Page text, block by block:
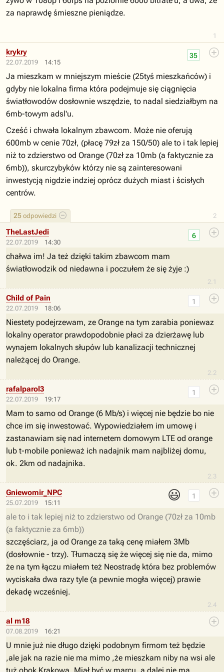
1
za naprawdę śmieszne pieniądze.
22.07.2019 14:15
2
35
25 odpowiedzi
krykry
Ja mieszkam w mniejszym mieście (25tyś mieszkańców) i
gdyby nie lokalna firma która podejmuje się ciągnięcia
światłowodów dosłownie wszędzie, to nadal siedziałbym na
6mb-towym adsl'u.
Cześć i chwała lokalnym zbawcom. Może nie oferują
600mb w cenie 70zł, (płacę 79zł za 150/50) ale to i tak lepiej
niż to zdzierstwo od Orange (70zł za 10mb (a faktycznie za
6mb)), skurczybyków którzy nie są zainteresowani
inwestycją nigdzie indziej oprócz dużych miast i ścisłych
centrów.
22.07.2019 14:30
2.1
6
TheLastJedi
chałwa im! Ja też dzięki takim zbawcom mam
światłowodzik od niedawna i poczułem że się żyje :)
22.07.2019 18:06
2.2
1
Child of Pain
Niestety podejrzewam, ze Orange na tym zarabia poniewaz
lokalny operator prawdopodobnie płaci za dzierżawę lub
wynajem lokalnych słupów lub kanalizacji technicznej
należącej do Orange.
22.07.2019 19:17
2.3
1
rafalparol3
Mam to samo od Orange (6 Mb/s) i więcej nie będzie bo nie
chce im się inwestować. Wypowiedziałem im umowę i
zastanawiam się nad internetem domowym LTE od orange
lub t-mobile ponieważ ich nadajnik mam najbliżej domu,
ok. 2km od nadajnika.
25.07.2019 15:11
😃
2.4
1
Gniewomir_NPC
ale to i tak lepiej niż to zdzierstwo od Orange (70zł za 10mb
(a faktycznie za 6mb))
szczęściarz, ja od Orange za taką cenę miałem 3Mb
(dosłownie - trzy). Tłumaczą się że więcej się nie da, mimo
że na tym łączu miałem też Neostradę która bez problemów
wyciskała dwa razy tyle (a pewnie mogła więcej) prawie
dekadę wcześniej.
07.08.2019 16:21
al m18
U mnie już nie długo dzięki podobnym firmom też będzie
,ale jak na razie nie ma mimo ,że mieszkam niby na wsi ale